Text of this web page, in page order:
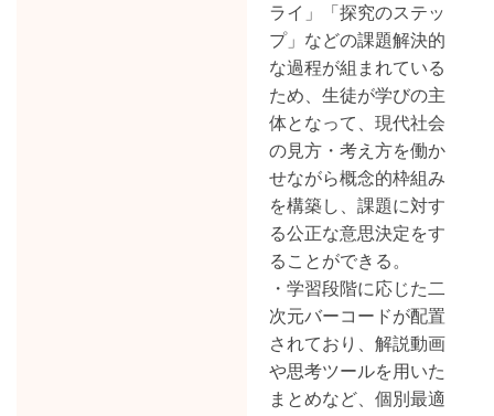
ライ」「探究のステッ
プ」などの課題解決的
な過程が組まれている
ため、生徒が学びの主
体となって、現代社会
の見方・考え方を働か
せながら概念的枠組み
を構築し、課題に対す
る公正な意思決定をす
ることができる。
・学習段階に応じた二
次元バーコードが配置
されており、解説動画
や思考ツールを用いた
まとめなど、個別最適